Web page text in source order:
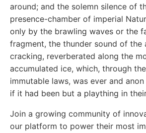
around; and the solemn silence of
presence-chamber of imperial
only by the brawling waves or the
fragment, the thunder sound of the
cracking, reverberated along the
accumulated ice, which, through
immutable laws, was ever and
if it had been but a plaything in
Join a growing community of
our platform to power their most